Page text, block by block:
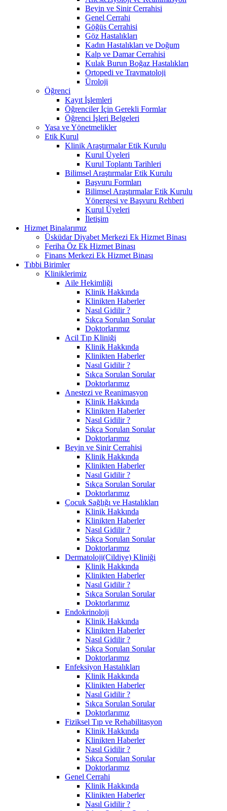
Beyin ve Sinir Cerrahisi
Genel Cerrahi
Göğüs Cerrahisi
Göz Hastalıkları
Kadın Hastalıkları ve Doğum
Kalp ve Damar Cerrahisi
Kulak Burun Boğaz Hastalıkları
Ortopedi ve Travmatoloji
Üroloji
Öğrenci
Kayıt İşlemleri
Öğrenciler İçin Gerekli Formlar
Öğrenci İşleri Belgeleri
Yasa ve Yönetmelikler
Etik Kurul
Klinik Araştırmalar Etik Kurulu
Kurul Üyeleri
Kurul Toplantı Tarihleri
Bilimsel Araştırmalar Etik Kurulu
Başvuru Formları
Bilimsel Araştırmalar Etik Kurulu
Yönergesi ve Başvuru Rehberi
Kurul Üyeleri
İletişim
Hizmet Binalarımız
Üsküdar Diyabet Merkezi Ek Hizmet Binası
Feriha Öz Ek Hizmet Binası
Finans Merkezi Ek Hizmet Binası
Tıbbi Birimler
Kliniklerimiz
Aile Hekimliği
Klinik Hakkında
Klinikten Haberler
Nasıl Gidilir ?
Sıkça Sorulan Sorular
Doktorlarımız
Acil Tıp Kliniği
Klinik Hakkında
Klinikten Haberler
Nasıl Gidilir ?
Sıkça Sorulan Sorular
Doktorlarımız
Anestezi ve Reanimasyon
Klinik Hakkında
Klinikten Haberler
Nasıl Gidilir ?
Sıkça Sorulan Sorular
Doktorlarımız
Beyin ve Sinir Cerrahisi
Klinik Hakkında
Klinikten Haberler
Nasıl Gidilir ?
Sıkça Sorulan Sorular
Doktorlarımız
Çocuk Sağlığı ve Hastalıkları
Klinik Hakkında
Klinikten Haberler
Nasıl Gidilir ?
Sıkça Sorulan Sorular
Doktorlarımız
Dermatoloji(Cildiye) Kliniği
Klinik Hakkında
Klinikten Haberler
Nasıl Gidilir ?
Sıkça Sorulan Sorular
Doktorlarımız
Endokrinoloji
Klinik Hakkında
Klinikten Haberler
Nasıl Gidilir ?
Sıkça Sorulan Sorular
Doktorlarımız
Enfeksiyon Hastalıkları
Klinik Hakkında
Klinikten Haberler
Nasıl Gidilir ?
Sıkça Sorulan Sorular
Doktorlarımız
Fiziksel Tıp ve Rehabilitasyon
Klinik Hakkında
Klinikten Haberler
Nasıl Gidilir ?
Sıkça Sorulan Sorular
Doktorlarımız
Genel Cerrahi
Klinik Hakkında
Klinikten Haberler
Nasıl Gidilir ?